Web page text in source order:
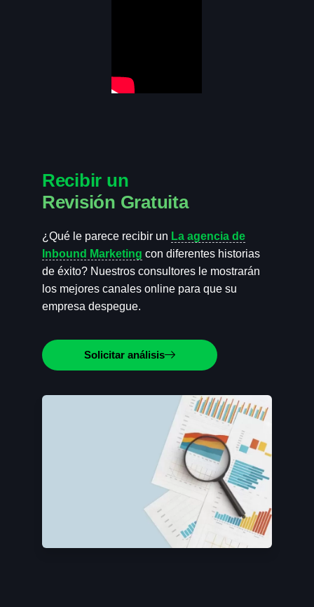
Recibir un
Revisión Gratuita
¿Qué le parece recibir un La agencia de
Inbound Marketing con diferentes historias
de éxito? Nuestros consultores le mostrarán
los mejores canales online para que su
empresa despegue.
Solicitar análisis